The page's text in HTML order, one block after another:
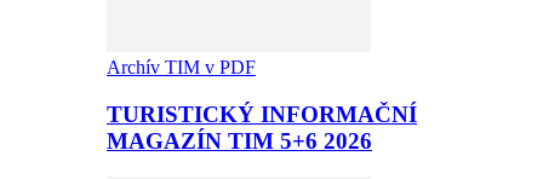
Archív TIM v PDF
TURISTICKÝ INFORMAČNÍ
MAGAZÍN TIM 5+6 2026